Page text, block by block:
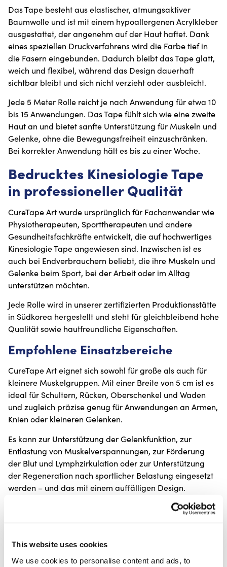
This website uses cookies
We use cookies to personalise content and ads, to
Das Tape besteht aus elastischer, atmungsaktiver
Baumwolle und ist mit einem hypoallergenen Acrylkleber
ausgestattet, der angenehm auf der Haut haftet. Dank
eines speziellen Druckverfahrens wird die Farbe tief in
die Fasern eingebunden. Dadurch bleibt das Tape glatt,
weich und flexibel, während das Design dauerhaft
sichtbar bleibt und sich nicht verzieht oder ausbleicht.
Jede 5 Meter Rolle reicht je nach Anwendung für etwa 10
bis 15 Anwendungen. Das Tape fühlt sich wie eine zweite
Haut an und bietet sanfte Unterstützung für Muskeln und
Gelenke, ohne die Bewegungsfreiheit einzuschränken.
Bei korrekter Anwendung hält es bis zu einer Woche.
Bedrucktes Kinesiologie Tape
in professioneller Qualität
CureTape Art wurde ursprünglich für Fachanwender wie
Physiotherapeuten, Sporttherapeuten und andere
Gesundheitsfachkräfte entwickelt, die auf hochwertiges
Kinesiologie Tape angewiesen sind. Inzwischen ist es
auch bei Endverbrauchern beliebt, die ihre Muskeln und
Gelenke beim Sport, bei der Arbeit oder im Alltag
unterstützen möchten.
Jede Rolle wird in unserer zertifizierten Produktionsstätte
in Südkorea hergestellt und steht für gleichbleibend hohe
Qualität sowie hautfreundliche Eigenschaften.
Empfohlene Einsatzbereiche
CureTape Art eignet sich sowohl für große als auch für
kleinere Muskelgruppen. Mit einer Breite von 5 cm ist es
ideal für Schultern, Rücken, Oberschenkel und Waden
und zugleich präzise genug für Anwendungen an Armen,
Knien oder kleineren Gelenken.
Es kann zur Unterstützung der Gelenkfunktion, zur
Entlastung von Muskelverspannungen, zur Förderung
der Blut und Lymphzirkulation oder zur Unterstützung
der Regeneration nach sportlicher Belastung eingesetzt
werden – und das mit einem auffälligen Design.
glatte Baumwolloberfläche in Kombination mit dem